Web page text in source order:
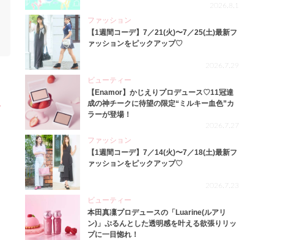
2026.8.1
ファッション
【1週間コーデ】7／21(火)〜7／25(土)最新フ
ァッションをピックアップ♡
2026.7.29
ビューティー
【Enamor】かじえりプロデュース♡11冠達
成の神チークに待望の限定“ミルキー血色”カ
ラーが登場！
2026.7.27
ファッション
【1週間コーデ】7／14(火)〜7／18(土)最新フ
ァッションをピックアップ♡
2026.7.23
ビューティー
本田真凜プロデュースの「Luarine(ルアリ
ン)」ぷるんとした透明感を叶える欲張りリッ
プに一目惚れ！